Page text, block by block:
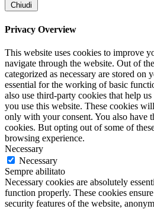
Chiudi
Privacy Overview
This website uses cookies to improve
navigate through the website. Out of
categorized as necessary are stored on
essential for the working of basic
also use third-party cookies that help
you use this website. These cookies
only with your consent. You also have
cookies. But opting out of some of
browsing experience.
Necessary
Necessary
Sempre abilitato
Necessary cookies are absolutely
function properly. These cookies
security features of the website,